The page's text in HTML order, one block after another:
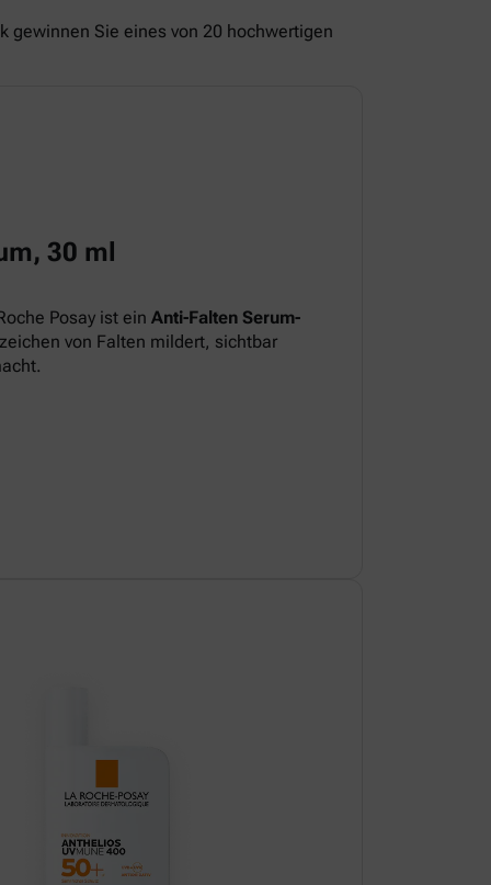
gewinnen Sie eines von 20 hochwertigen
30 ml
Posay ist ein Anti-Falten Serum-
von Falten mildert, sichtbar